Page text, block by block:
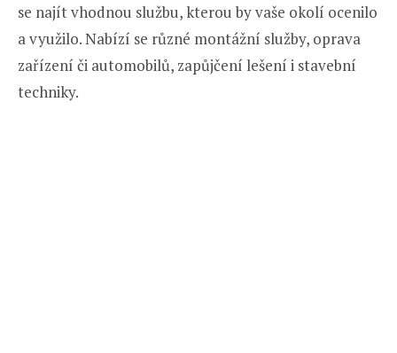
se najít vhodnou službu, kterou by vaše okolí ocenilo
a využilo. Nabízí se různé montážní služby, oprava
zařízení či automobilů, zapůjčení lešení i stavební
techniky.